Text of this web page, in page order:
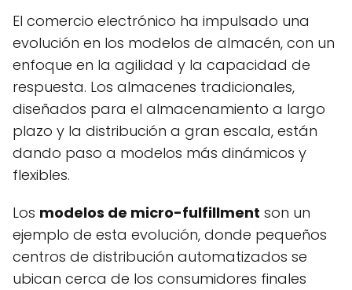
El comercio electrónico ha impulsado una
evolución en los modelos de almacén, con un
enfoque en la agilidad y la capacidad de
respuesta. Los almacenes tradicionales,
diseñados para el almacenamiento a largo
plazo y la distribución a gran escala, están
dando paso a modelos más dinámicos y
flexibles.
Los modelos de micro-fulfillment son un
ejemplo de esta evolución, donde pequeños
centros de distribución automatizados se
ubican cerca de los consumidores finales